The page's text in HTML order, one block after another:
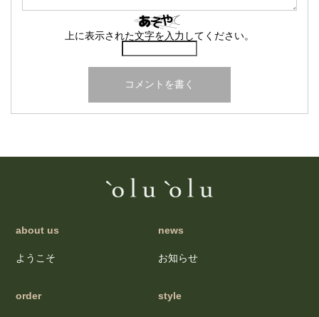
上に表示された文字を入力してください。
about us
ようこそ
news
お知らせ
order style